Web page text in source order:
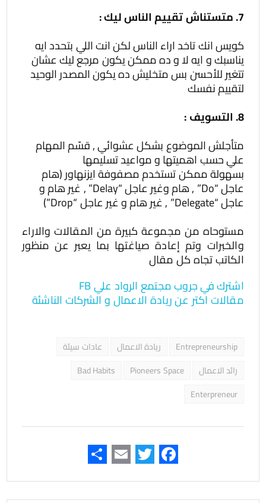
7. متستناش تقييم الناس ليك :
كويس انك تاخد اراء الناس لكن انت اللي بتحدد ايه
يناسبك و ايه لا و ده ممكن يكون مرجع ليك عشان
تتغير للأحسن بس متخليش ده يكون المصدر الوحيد
لتقييم نفسك
8. التسويف :
متأجلش الموضوع بشكل عشوائي , قسّم المهام
علي حسب اهميتها و مواعيد تسليمها
بسهولة ممكن تستخدم مصفوفة ايزنهاور (هام
عاجل “Do” , هام وغير عاجل “Delay” , غير هام و
عاجل “Delegate” , غير هام و غير عاجل “Drop”)
مستوحاه من مجموعة كبيرة من المقالات والاراء
والخبرات وتم إعادة صياغتها بما يعبر عن منظور
الكاتب تجاه كل مقال
اشترك في جروب مجتمع الرواد علي FB
مقالات اكتر عن ريادة الاعمال و الشركات الناشئة
Entrepreneurship ريادة الاعمال
عادات سيئة
رائد الاعمال
Pioneers Space
Bad Habits
Enterpreneur
F
ac
e
T
wi
tt
E
m
ail
ش
ر